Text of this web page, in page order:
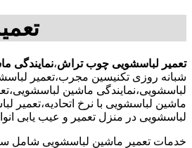
تعمیر لباسشویی چوب تراش،نمایندگی
شبانه روزی تکنیسین مجرب،تعمیر
لباسشویی،نمایندگی ماشین
ماشین لباسشویی با نرخ
لباسشویی در منزل تعمیر و عیب یابی
خدمات تعمیر ماشین لباسشویی شامل